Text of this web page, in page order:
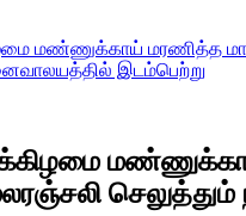
மண்ணுக்காய் மரணித்த
இடம்பெற்று